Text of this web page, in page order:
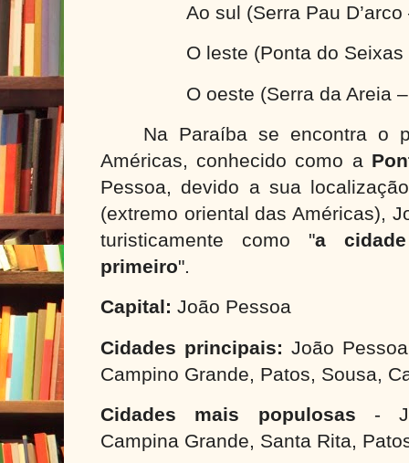
Ao sul (Serra Pau
O leste (Ponta do
O oeste (Serra da Areia
Na Paraíba se encontra o
Américas, conhecido como a
Pessoa, devido a sua
(extremo oriental das Américas),
turisticamente como "a
primeiro".
Capital: João Pessoa
Cidades principais: João
Campino Grande, Patos, Sousa,
Cidades mais populosas -
Campina Grande, Santa Rita,